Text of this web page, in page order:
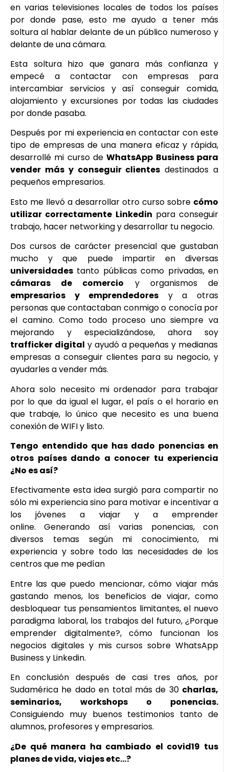
en varias televisiones locales de todos los países
por donde pase, esto me ayudo a tener más
soltura al hablar delante de un público numeroso y
delante de una cámara.
Esta soltura hizo que ganara más confianza y
empecé a contactar con empresas para
intercambiar servicios y así conseguir comida,
alojamiento y excursiones por todas las ciudades
por donde pasaba.
Después por mi experiencia en contactar con este
tipo de empresas de una manera eficaz y rápida,
desarrollé mi curso deWhatsApp Business para
vender más y conseguir clientes destinados a
pequeños empresarios.
Esto me llevó a desarrollar otro curso sobre cómo
utilizar correctamente Linkedin para conseguir
trabajo, hacer networking y desarrollar tu negocio.
Dos cursos de carácter presencial que gustaban
mucho y que puede impartir en diversas
universidades tanto públicas como privadas, en
cámaras de comercio y organismos de
empresarios y emprendedores y a otras
personas que contactaban conmigo o conocía por
el camino. Como todo proceso uno siempre va
mejorando y especializándose, ahora soy
trafficker digital y ayudó a pequeñas y medianas
empresas a conseguir clientes para su negocio, y
ayudarles a vender más.
Ahora solo necesito mi ordenador para trabajar
por lo que da igual el lugar, el país o el horario en
que trabaje, lo único que necesito es una buena
conexión de WIFI y listo.
Tengo entendido que has dado ponencias en
otros países dando a conocer tu experiencia
¿No es así?
Efectivamente esta idea surgió para compartir no
sólo mi experiencia sino para motivar e incentivar a
los jóvenes a viajar y a emprender
online. Generando así varias ponencias, con
diversos temas según mi conocimiento, mi
experiencia y sobre todo las necesidades de los
centros que me pedían
Entre las que puedo mencionar, cómo viajar más
gastando menos, los beneficios de viajar, como
desbloquear tus pensamientos limitantes, el nuevo
paradigma laboral, los trabajos del futuro, ¿Porque
emprender digitalmente?, cómo funcionan los
negocios digitales y mis cursos sobre WhatsApp
Business y Linkedin.
En conclusión después de casi tres años, por
Sudamérica he dado en total más de 30 charlas,
seminarios, workshops o ponencias.
Consiguiendo muy buenos testimonios tanto de
alumnos, profesores y empresarios.
¿De qué manera ha cambiado el covid19 tus
planes de vida, viajes etc…?